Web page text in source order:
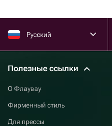
Русский
Полезные ссылки
О Флаувау
Фирменный стиль
Для прессы